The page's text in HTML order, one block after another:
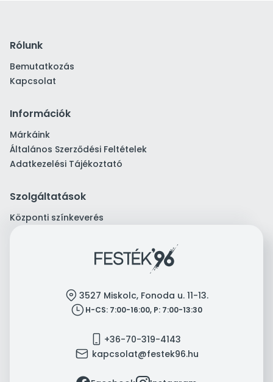
Rólunk
Bemutatkozás
Kapcsolat
Információk
Márkáink
Általános Szerződési Feltételek
Adatkezelési Tájékoztató
Szolgáltatások
Központi színkeverés
location 3527 Miskolc, Fonoda u. 11-13.
clock H-CS: 7:00-16:00, P: 7:00-13:30
mobile +36-70-319-4143
mail kapcsolat@festek96.hu